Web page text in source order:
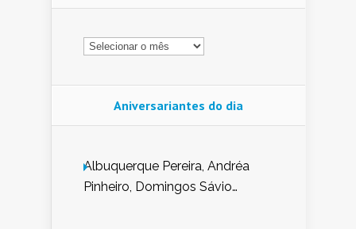
Arquivo
Aniversariantes do dia
Albuquerque Pereira, Andréa
Pinheiro, Domingos Sávio